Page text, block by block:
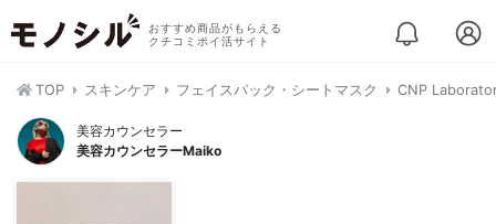
おすすめ商品がもらえる
クチコミポイ活サイト
TOP スキンケア フェイスパック・シートマスク CNP
美容カウンセラー
美容カウンセラーMaiko